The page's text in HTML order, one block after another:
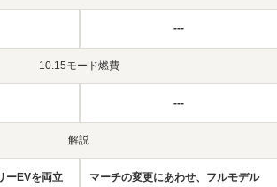
---
10.15モード燃費
---
解説
ーEVを両立
マーチの変更にあわせ、フルモデル